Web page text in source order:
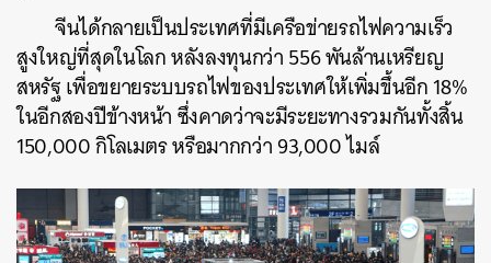
จีนได้กลายเป็นประเทศที่มีเครือข่ายรถไฟความเร็ว
สูงใหญ่ที่สุดในโลก หลังลงทุนกว่า 556 พันล้านเหรียญ
สหรัฐ เพื่อขยายระบบรถไฟของประเทศให้เพิ่มขึ้นอีก 18%
ในอีกสองปีข้างหน้า ซึ่งคาดว่าจะมีระยะทางรวมกันทั้งสิ้น
150,000 กิโลเมตร หรือมากกว่า 93,000 ไมล์